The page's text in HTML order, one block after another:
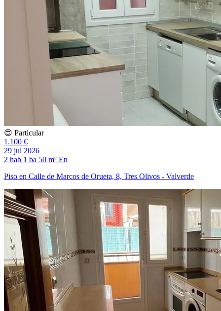
😍 Particular
1.100 €
29 jul 2026
2 hab 1 ba 50 m² En
Piso en Calle de Marcos de Orueta, 8, Tres Olivos - Valverde